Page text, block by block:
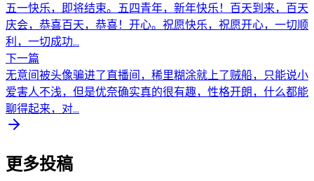
五一快乐，即将结束。五四青年，新年快乐！百天到来，百天
庆会，恭喜百天，恭喜！开心。祝愿快乐，祝愿开心，一切顺
利，一切成功...
下一篇
无意间被头像骗进了直播间，稀里糊涂就上了贼船，只能说小
爱害人不浅，但是优奈确实真的很有趣，性格开朗，什么都能
聊得起来，对...
更多投稿